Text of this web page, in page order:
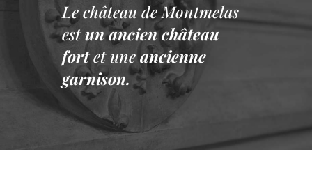
Le château de Montmelas
est un ancien château
fort et une ancienne
garnison.